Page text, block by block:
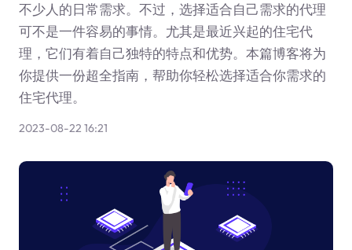
不少人的日常需求。不过，选择适合自己需求的代理
可不是一件容易的事情。尤其是最近兴起的住宅代
理，它们有着自己独特的特点和优势。本篇博客将为
你提供一份超全指南，帮助你轻松选择适合你需求的
住宅代理。
2023-08-22 16:21